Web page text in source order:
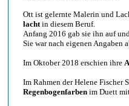
Ott ist gelernte Malerin und
lachtin diesem Beruf.
Anfang 2016 gab sie ihn auf
Sie war nach eigenen Angaben
Im Oktober 2018 erschien ihre
Im Rahmen der Helene Fischer
Regenbogenfarben im Duett